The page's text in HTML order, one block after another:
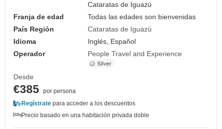
Cataratas de Iguazú
Franja de edad
Todas las edades son bienvenidas
País Región
Cataratas de Iguazú
Idioma
Inglés, Español
Operador
People Travel and Experience
Desde
€385 por persona
Regístrate para acceder a los descuentos
Precio basado en una habitación privada doble